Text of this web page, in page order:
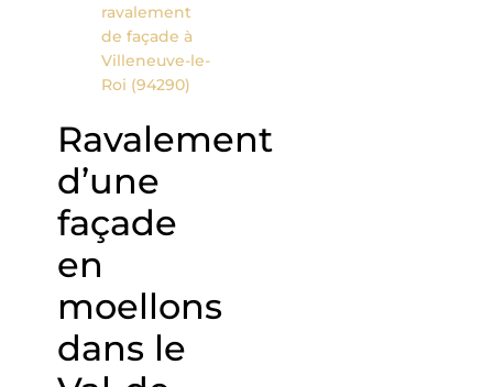
ravalement
de façade à
Villeneuve-le-
Roi (94290)
Ravalement
d’une
façade
en
moellons
dans le